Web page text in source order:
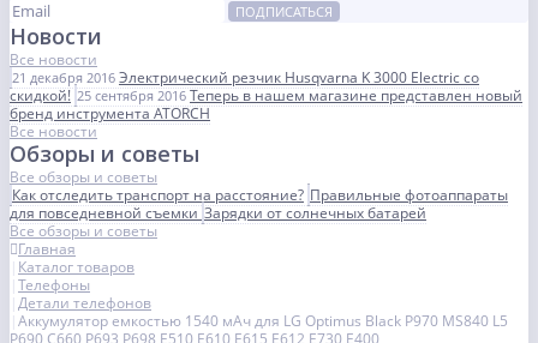
ПОДПИСАТЬСЯ
Новости
Все новости
21 декабря 2016 Электрический резчик Husqvarna K 3000 Electric со
скидкой! 25 сентября 2016 Теперь в нашем магазине представлен новый
бренд инструмента ATORCH
Все новости
Обзоры и советы
Все обзоры и советы
Как отследить транспорт на расстояние? Правильные фотоаппараты
для повседневной съемкиЗарядки от солнечных батарей
Все обзоры и советы
Главная
Каталог товаров
Телефоны
Детали телефонов
Аккумулятор емкостью 1540 мАч для LG Optimus Black P970 MS840 L5
P690 C660 P693 P698 E510 E610 E615 E612 E730 E400